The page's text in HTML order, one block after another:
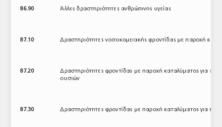
86.90 Άλλες δραστηριότητες ανθρώπινης υγείας
87.10 Δραστηριότητες νοσοκομειακής φροντίδας με παροχή
87.20
Δραστηριότητες φροντίδας με παροχή καταλύματος για
ουσιών
87.30 Δραστηριότητες φροντίδας με παροχή καταλύματος για